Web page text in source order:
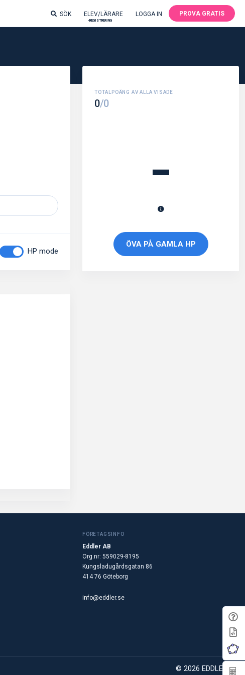
SÖK ELEV/LÄRARE
-REGISTRERING
LOGGA IN PROVA GRATIS
HP mode
0/0
-
ÖVA PÅ GAMLA HP
FÖRETAGSINFO
Eddler AB
Org.nr: 559029-8195
Kungsladugårdsgatan 86
414 76 Göteborg
info@eddler.se
© 2026 EDDLER AB